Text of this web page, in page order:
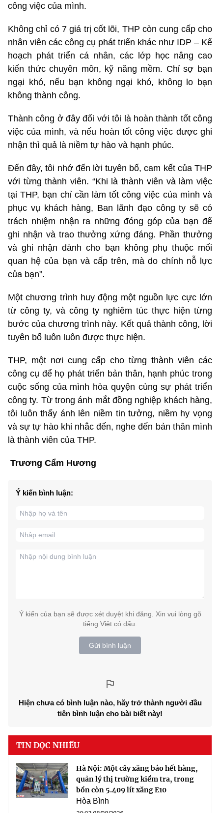
công việc của mình.
Không chỉ có 7 giá trị cốt lõi, THP còn cung cấp cho
nhân viên các công cụ phát triển khác như IDP – Kế
hoạch phát triển cá nhân, các lớp học nâng cao
kiến thức chuyên môn, kỹ năng mềm. Chỉ sợ bạn
ngại khó, nếu bạn không ngại khó, không lo bạn
không thành công.
Thành công ở đây đối với tôi là hoàn thành tốt công
việc của mình, và nếu hoàn tốt công việc được ghi
nhận thì quả là niềm tự hào và hạnh phúc.
Đến đây, tôi nhớ đến lời tuyên bố, cam kết của THP
với từng thành viên. “Khi là thành viên và làm việc
tại THP, bạn chỉ cần làm tốt công việc của mình và
phục vụ khách hàng, Ban lãnh đạo công ty sẽ có
trách nhiệm nhận ra những đóng góp của bạn để
ghi nhận và trao thưởng xứng đáng. Phần thưởng
và ghi nhận dành cho bạn không phụ thuộc mối
quan hệ của bạn và cấp trên, mà do chính nỗ lực
của bạn”.
Một chương trình huy động một nguồn lực cực lớn
từ công ty, và công ty nghiêm túc thực hiện từng
bước của chương trình này. Kết quả thành công, lời
tuyên bố luôn luôn được thực hiện.
THP, một nơi cung cấp cho từng thành viên các
công cụ để họ phát triển bản thân, hạnh phúc trong
cuộc sống của mình hòa quyện cùng sự phát triển
công ty. Từ trong ánh mắt đồng nghiệp khách hàng,
tôi luôn thấy ánh lên niềm tin tưởng, niềm hy vọng
và sự tự hào khi nhắc đến, nghe đến bản thân mình
là thành viên của THP.
Trương Cẩm Hương
Ý kiến bình luận:
Ý kiến của bạn sẽ được xét duyệt khi đăng. Xin vui lòng gõ
tiếng Việt có dấu.
Gửi bình luận
Hiện chưa có bình luận nào, hãy trở thành người đầu
tiên bình luận cho bài biết này!
TIN ĐỌC NHIỀU
Hà Nội: Một cây xăng báo hết hàng,
quản lý thị trường kiểm tra, trong
bồn còn 5.409 lít xăng E10
Hòa Bình